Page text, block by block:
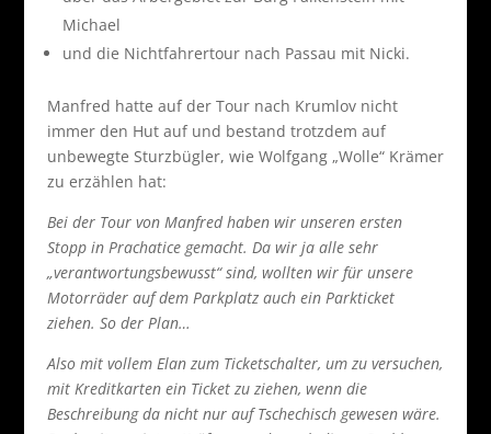
Michael
und die Nichtfahrertour nach Passau mit Nicki.
Manfred hatte auf der Tour nach Krumlov nicht
immer den Hut auf und bestand trotzdem auf
unbewegte Sturzbügler, wie Wolfgang „Wolle“ Krämer
zu erzählen hat:
Bei der Tour von Manfred haben wir unseren ersten
Stopp in Prachatice gemacht. Da wir ja alle sehr
„verantwortungsbewusst“ sind, wollten wir für unsere
Motorräder auf dem Parkplatz auch ein Parkticket
ziehen. So der Plan…
Also mit vollem Elan zum Ticketschalter, um zu versuchen,
mit Kreditkarten ein Ticket zu ziehen, wenn die
Beschreibung da nicht nur auf Tschechisch gewesen wäre.